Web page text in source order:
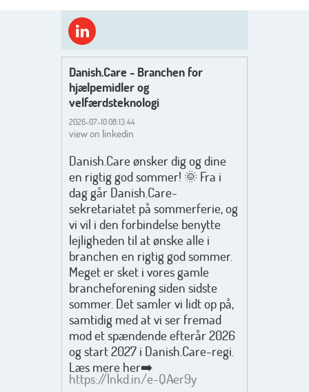
Danish.Care - Branchen for
hjælpemidler og
velfærdsteknologi
2026-07-10 08:13:44
view on linkedin
Danish.Care ønsker dig og dine
en rigtig god sommer! 🌞 Fra i
dag går Danish.Care-
sekretariatet på sommerferie, og
vi vil i den forbindelse benytte
lejligheden til at ønske alle i
branchen en rigtig god sommer.
Meget er sket i vores gamle
brancheforening siden sidste
sommer. Det samler vi lidt op på,
samtidig med at vi ser fremad
mod et spændende efterår 2026
og start 2027 i Danish.Care-regi.
Læs mere her➡️
https://lnkd.in/e-QAer9y